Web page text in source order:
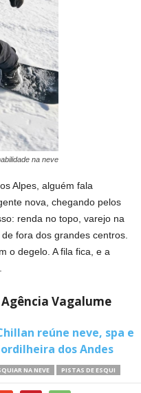
na neve
Alpes, alguém fala
nova, chegando pelos
renda no topo, varejo na
fora dos grandes centros.
o degelo. A fila fica, e a
Vagalume
reúne neve, spa e
dos Andes
NA NEVE PISTAS DE ESQUI